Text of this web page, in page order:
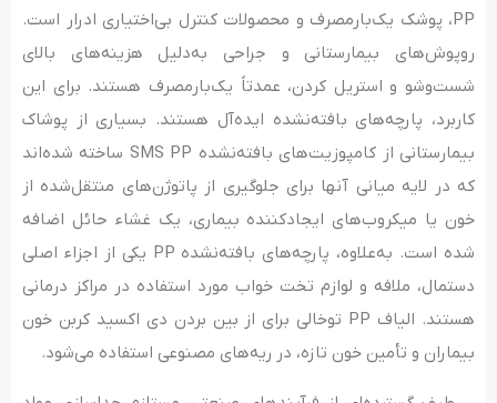
PP، پوشک یک‌بارمصرف و محصولات کنترل بی‌اختیاری ادرار است.
روپوش‌های بیمارستانی و جراحی به‌دلیل هزینه‌های بالای
شست‌وشو و استریل کردن، عمدتاً یک‌بارمصرف هستند. برای این
کاربرد، پارچه‌های بافته‌نشده ایده‌آل هستند. بسیاری از پوشاک
بیمارستانی از کامپوزیت‌های بافته‌نشده SMS PP ساخته شده‌اند
که در لایه میانی آنها برای جلوگیری از پاتوژن‌های منتقل‌شده از
خون یا میکروب‌های ایجادکننده بیماری، یک غشاء حائل اضافه
شده است. به‌علاوه، پارچه‌های بافته‌نشده PP یکی از اجزاء اصلی
دستمال، ملافه و لوازم تخت خواب مورد استفاده در مراکز درمانی
هستند. الیاف PP توخالی برای از بین بردن دی اکسید کربن خون
بیماران و تأمین خون تازه، در ریه‌های مصنوعی استفاده می‌شود.